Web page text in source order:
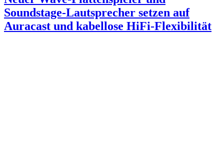
Soundstage-Lautsprecher setzen auf
Auracast und kabellose HiFi-Flexibilität